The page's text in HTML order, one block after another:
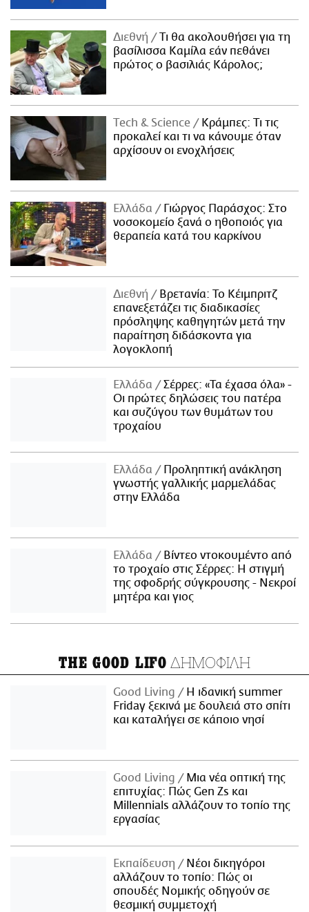
Διεθνή
Τι θα ακολουθήσει για τη
βασίλισσα Καμίλα εάν πεθάνει
πρώτος ο βασιλιάς Κάρολος;
Τech & Science
Κράμπες: Τι τις
προκαλεί και τι να κάνουμε όταν
αρχίσουν οι ενοχλήσεις
Ελλάδα
Γιώργος Παράσχος: Στο
νοσοκομείο ξανά ο ηθοποιός για
θεραπεία κατά του καρκίνου
Διεθνή
Βρετανία: Το Κέιμπριτζ
επανεξετάζει τις διαδικασίες
πρόσληψης καθηγητών μετά την
παραίτηση διδάσκοντα για
λογοκλοπή
Ελλάδα
Σέρρες: «Τα έχασα όλα» -
Οι πρώτες δηλώσεις του πατέρα
και συζύγου των θυμάτων του
τροχαίου
Ελλάδα
Προληπτική ανάκληση
γνωστής γαλλικής μαρμελάδας
στην Ελλάδα
Ελλάδα
Βίντεο ντοκουμέντο από
το τροχαίο στις Σέρρες: Η στιγμή
της σφοδρής σύγκρουσης - Νεκροί
μητέρα και γιος
THE GOOD LIFO ΔΗΜΟΦΙΛΗ
Good Living
Η ιδανική summer
Friday ξεκινά με δουλειά στο σπίτι
και καταλήγει σε κάποιο νησί
Good Living
Μια νέα οπτική της
επιτυχίας: Πώς Gen Zs και
Millennials αλλάζουν το τοπίο της
εργασίας
Εκπαίδευση
Νέοι δικηγόροι
αλλάζουν το τοπίο: Πώς οι
σπουδές Νομικής οδηγούν σε
θεσμική συμμετοχή